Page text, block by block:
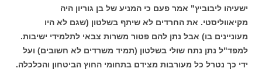
ישעיהו ליבוביץ" אמר פעם כי המניע של בן גוריון היה
מקיאווליסטי. את החרדים לא שיתף בשלטון (שגם לא היו
מעוניינים בו) אבל נתן להם פטור משרות צבאי לתלמידי ישיבות.
למפד"ל נתן נתח שולי בשלטון (תמיד משרדים לא חשובים) ועל
ידי כך נטרל כל מעורבות מצידם בתחומי החוץ הביטחון והכלכלה.